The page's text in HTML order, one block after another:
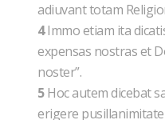
adiuvant totam
4Immo etiam ita
expensas nostras et
noster”.
5Hoc autem dicebat
erigere